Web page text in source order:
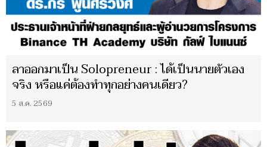
ลาออกมาเป็น Solopreneur : ได้เป็นนายตัวเอง
จริง หรือแค่ต้องทำทุกอย่างคนเดียว?
5 ส.ค. 2569